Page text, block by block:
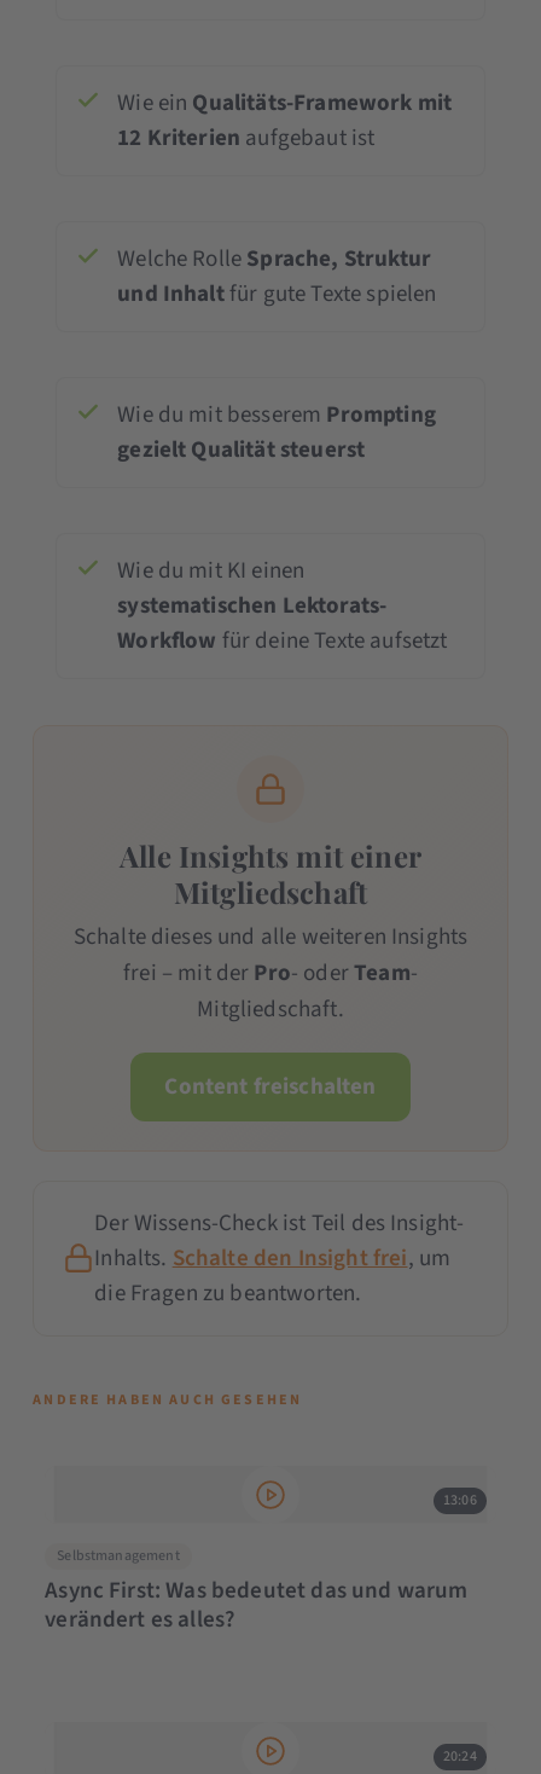
Wie ein Qualitäts-Framework mit
12 Kriterien aufgebaut ist
Welche RolleSprache, Struktur
und Inhaltfür gute Texte spielen
Wie du mit besserem Prompting
gezielt Qualität steuerst
Wie du mit KI einen
systematischen Lektorats-
Workflow für deine Texte aufsetzt
Alle Insights mit einer
Mitgliedschaft
Schalte dieses und alle weiteren Insights
frei – mit derPro- oderTeam-
Mitgliedschaft.
Content freischalten
Der Wissens-Check ist Teil des Insight-
Inhalts. Schalte den Insight frei, um
die Fragen zu beantworten.
ANDERE HABEN AUCH GESEHEN
13:06
Selbstmanagement
Async First: Was bedeutet das und warum
verändert es alles?
20:24